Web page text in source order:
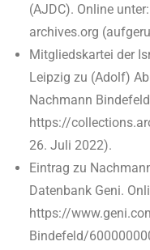
(AJDC). Online
archives.org
Mitgliedskartei der
Leipzig zu (Adolf)
Nachmann
https://
26. Juli 2022).
Eintrag zu
Datenbank Geni.
https://
Bindefeld/